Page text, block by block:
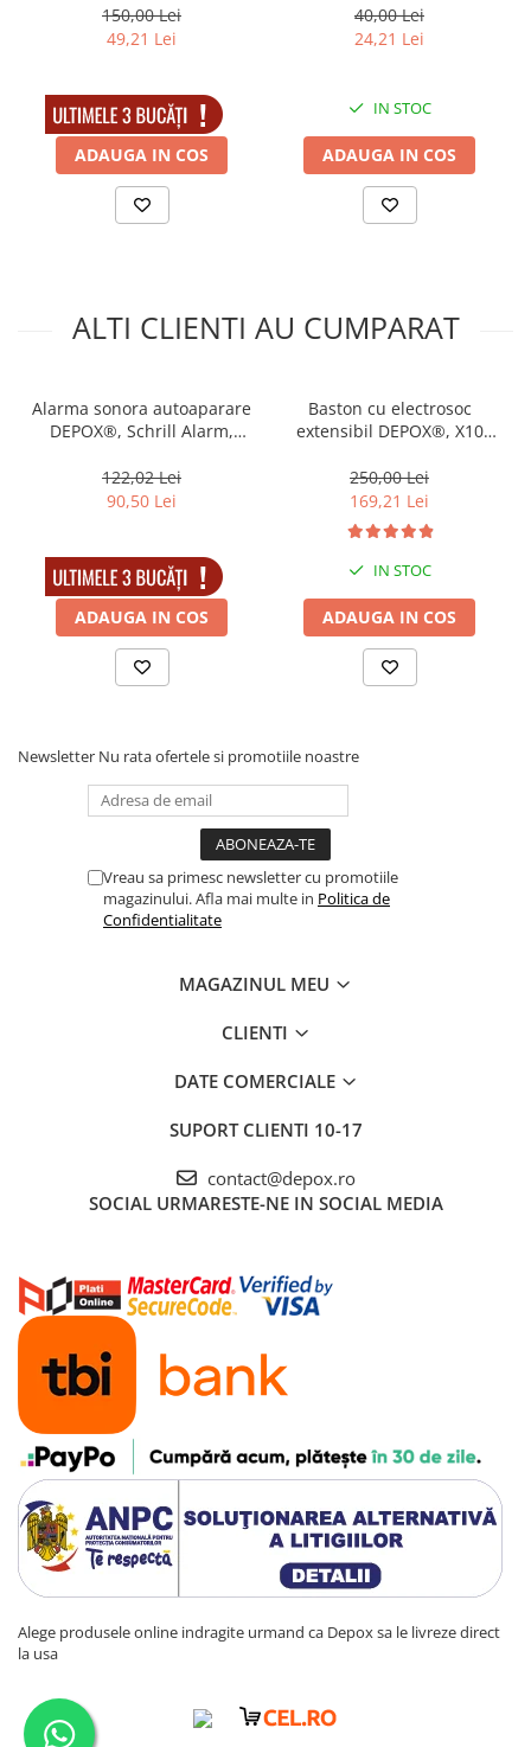
150,00 Lei
49,21 Lei
IN STOC
ADAUGA IN COS
cm, argintiu
40,00 Lei
24,21 Lei
IN STOC
ADAUGA IN COS
ALTI CLIENTI AU CUMPARAT
Alarma sonora autoaparare
DEPOX®, Schrill Alarm,
cm
122,02 Lei
90,50 Lei
IN STOC
ADAUGA IN COS
Baston cu electrosoc
extensibil DEPOX®, X10
49 cm, cutie transport
250,00 Lei
169,21 Lei
IN STOC
ADAUGA IN COS
Newsletter Nu rata ofertele si promotiile noastre
Vreau sa primesc newsletter cu promotiile
magazinului. Afla mai multe in Politica de
Confidentialitate
MAGAZINUL MEU
CLIENTI
DATE COMERCIALE
SUPORT CLIENTI 10-17
contact@depox.ro
SOCIAL URMARESTE-NE IN SOCIAL MEDIA
Alege produsele online indragite urmand ca Depox sa le livreze direct
la usa